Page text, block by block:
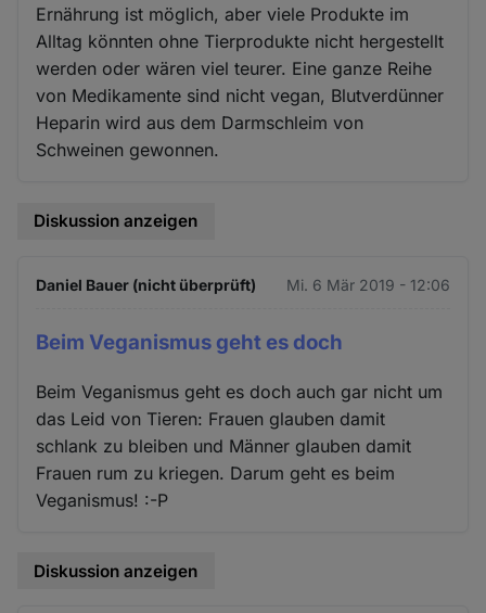
Ernährung ist möglich, aber viele Produkte im
Alltag könnten ohne Tierprodukte nicht hergestellt
werden oder wären viel teurer. Eine ganze Reihe
von Medikamente sind nicht vegan, Blutverdünner
Heparin wird aus dem Darmschleim von
Schweinen gewonnen.
Diskussion anzeigen
Daniel Bauer (nicht überprüft) Mi. 6 Mär 2019 - 12:06
Beim Veganismus geht es doch
Beim Veganismus geht es doch auch gar nicht um
das Leid von Tieren: Frauen glauben damit
schlank zu bleiben und Männer glauben damit
Frauen rum zu kriegen. Darum geht es beim
Veganismus! :-P
Diskussion anzeigen